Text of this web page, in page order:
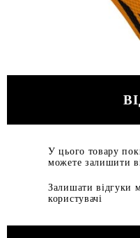
У цього товару
можете залишити
Залишати відгуки
користувачі